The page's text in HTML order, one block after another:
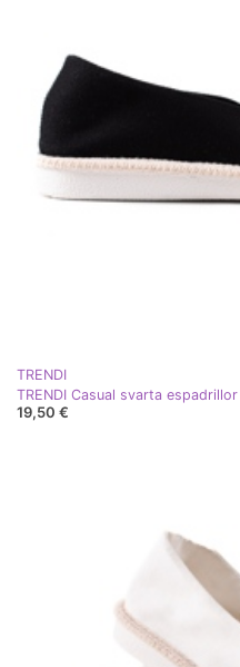
TRENDI
TRENDI Casual svarta espadrillor
19,50 €